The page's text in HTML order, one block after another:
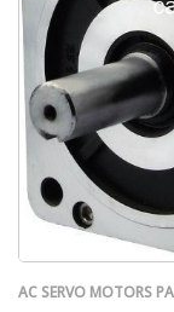
AC SERVO MOTORS